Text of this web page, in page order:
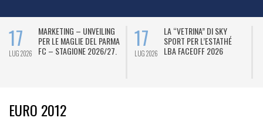
17
LUG 2026
MARKETING – UNVEILING
PER LE MAGLIE DEL PARMA
FC – STAGIONE 2026/27.
17
LUG 2026
LA “VETRINA” DI SKY
SPORT PER L’ESTATHÉ
LBA FACEOFF 2026
EURO 2012